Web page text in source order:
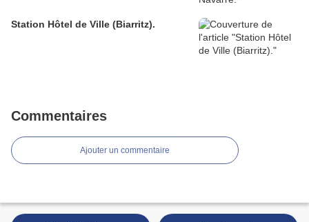
Station Hôtel de Ville (Biarritz).
Commentaires
Ajouter un commentaire